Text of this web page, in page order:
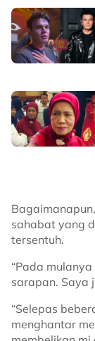
sahabat yang
tersentuh.
“Pada
sarapan. Saya
“Selepas
menghantar